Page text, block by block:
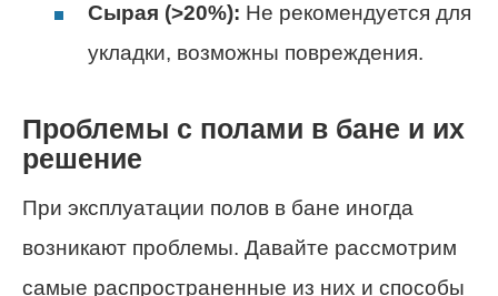
Сырая (>20%): Не рекомендуется для
укладки, возможны повреждения.
Проблемы с полами в бане и их
решение
При эксплуатации полов в бане иногда
возникают проблемы. Давайте рассмотрим
самые распространенные из них и способы